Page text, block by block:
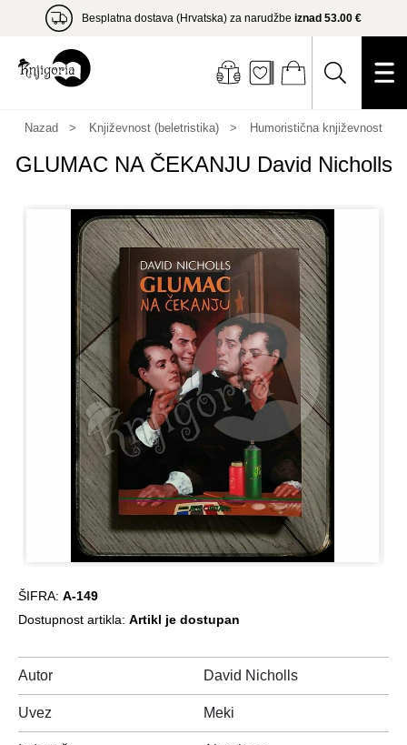
Besplatna dostava (Hrvatska) za narudžbe iznad 53.00 €
Nazad Književnost (beletristika) Humoristična književnost
GLUMAC NA ČEKANJU David Nicholls
ŠIFRA: A-149
Dostupnost artikla: Artikl je dostupan
Autor David Nicholls
Uvez Meki